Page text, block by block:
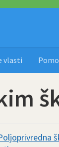
znati
vlasti